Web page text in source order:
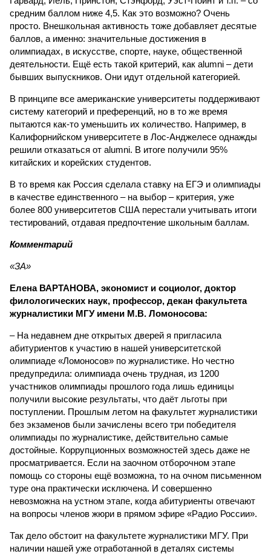
средним баллом ниже 4,5. Как это возможно? Очень
просто. Внешкольная активность тоже добавляет десятые
баллов, а именно: значительные достижения в
олимпиадах, в искусстве, спорте, науке, общественной
деятельности. Ещё есть такой критерий, как alumni – дети
бывших выпускников. Они идут отдельной категорией.
В принципе все американские университеты поддерживают
систему категорий и преференций, но в то же время
пытаются как-то уменьшить их количество. Например, в
Калифорнийском университете в Лос-Анджелесе однажды
решили отказаться от alumni. В итоге получили 95%
китайских и корейских студентов.
В то время как Россия сделала ставку на ЕГЭ и олимпиады
в качестве единственного – на выбор – критерия, уже
более 800 университетов США перестали учитывать итоги
тестирований, отдавая предпочтение школьным баллам.
Комментарий
«ЗА»
Елена ВАРТАНОВА, экономист и социолог, доктор
филологических наук, профессор, декан факультета
журналистики МГУ имени М.В. Ломоносова:
– На недавнем дне открытых дверей я пригласила
абитуриентов к участию в нашей университетской
олимпиаде «Ломоносов» по журналистике. Но честно
предупредила: олимпиада очень трудная, из 1200
участников олимпиады прошлого года лишь единицы
получили высокие результаты, что даёт льготы при
поступлении. Прошлым летом на факультет журналистики
без экзаменов были зачислены всего три победителя
олимпиады по журналистике, действительно самые
достойные. Коррупционных возможностей здесь даже не
просматривается. Если на заочном отборочном этапе
помощь со стороны ещё возможна, то на очном письменном
туре она практически исключена. И совершенно
невозможна на устном этапе, когда абитуриенты отвечают
на вопросы членов жюри в прямом эфире «Радио России».
Так дело обстоит на факультете журналистики МГУ. При
наличии нашей уже отработанной в деталях системы